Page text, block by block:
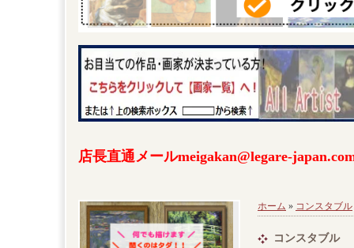
店長直通メールmeigakan@legare-
ホーム » コンスタブル
コンスタブル